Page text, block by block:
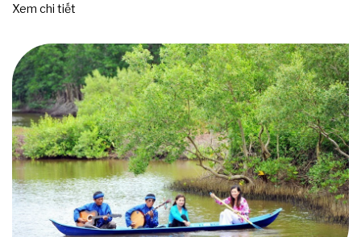
Xem chi tiết